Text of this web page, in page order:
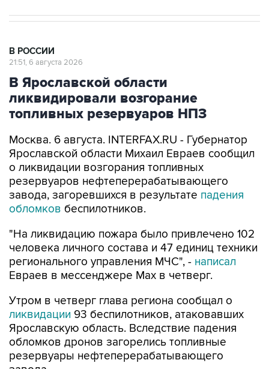
В РОССИИ
21:51, 6 августа 2026
В Ярославской области
ликвидировали возгорание
топливных резервуаров НПЗ
Москва. 6 августа. INTERFAX.RU - Губернатор
Ярославской области Михаил Евраев сообщил
о ликвидации возгорания топливных
резервуаров нефтеперерабатывающего
завода, загоревшихся в результате падения
обломков беспилотников.
"На ликвидацию пожара было привлечено 102
человека личного состава и 47 единиц техники
регионального управления МЧС", - написал
Евраев в мессенджере Мах в четверг.
Утром в четверг глава региона сообщал о
ликвидации 93 беспилотников, атаковавших
Ярославскую область. Вследствие падения
обломков дронов загорелись топливные
резервуары нефтеперерабатывающего